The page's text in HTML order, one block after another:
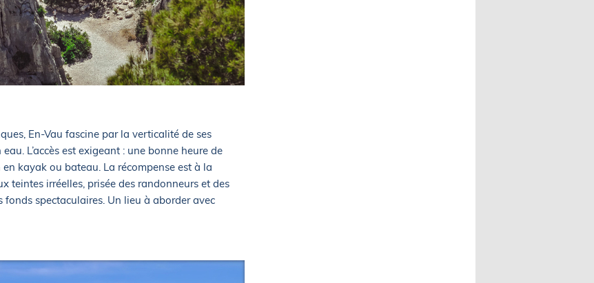
En-Vau fascine par la verticalité de ses
L’accès est exigeant : une bonne heure de
kayak ou bateau. La récompense est à la
teintes irréelles, prisée des randonneurs et des
fonds spectaculaires. Un lieu à aborder avec